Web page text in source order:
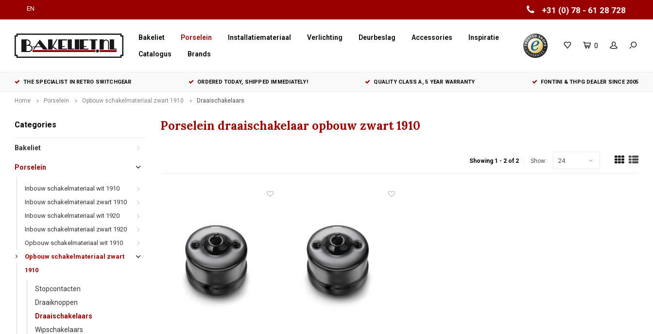
+31 (0) 78 - 61 28 728
EN
Bakeliet Porselein Installatiemateriaal Verlichting Deurbeslag Accessories Inspiratie
Catalogus Brands
0
THE SPECIALIST IN RETRO SWITCHGEAR ORDERED TODAY, SHIPPED IMMEDIATELY! QUALITY CLASS A, 5 YEAR WARRANTY FONTINI & THPG DEALER SINCE 2005
Home Porselein Opbouw schakelmateriaal zwart 1910 Draaischakelaars
Categories
Bakeliet
Porselein
Inbouw schakelmateriaal wit 1910
Inbouw schakelmateriaal zwart 1910
Inbouw schakelmateriaal wit 1920
Inbouw schakelmateriaal zwart 1920
Opbouw schakelmateriaal wit 1910
Opbouw schakelmateriaal zwart
1910
Stopcontacten
Draaiknoppen
Draaischakelaars
Wipschakelaars
Porselein draaischakelaar opbouw zwart 1910
Showing 1 - 2 of 2 Show: 24